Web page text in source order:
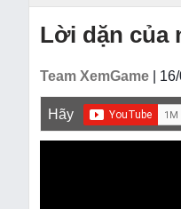
Lời dặn của
Team XemGame |
Hãy